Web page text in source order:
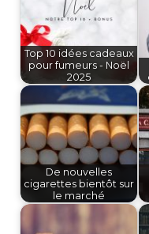
Top 10 idées cadeaux
pour fumeurs - Noël
2025
De nouvelles
cigarettes bientôt sur
le marché